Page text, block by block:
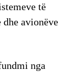
të
avionëve
nga